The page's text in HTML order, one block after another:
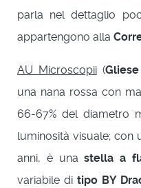
parla nel dettaglio
appartengono alla
AU Microscopii(
una nana rossa con
66-67% del diametro
luminosità visuale; con
anni, è unastella a
variabile di tipo BY